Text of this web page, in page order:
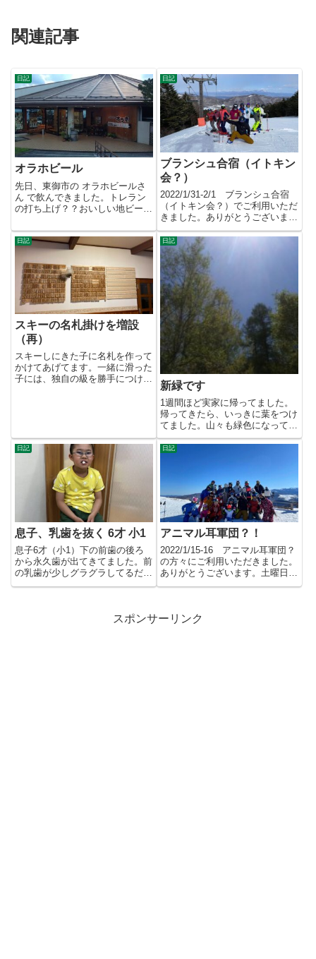
関連記事
日記
オラホビール
先日、東御市の オラホビールさ
ん で飲んできました。トレラン
の打ち上げ？？おいしい地ビール
久...
日記
ブランシュ合宿（イトキン
会？）
2022/1/31-2/1 ブランシュ合宿
（イトキン会？）でご利用いただ
きました。ありがとうございまし
た。2日目にご一緒...
日記
スキーの名札掛けを増設
（再）
スキーしにきた子に名札を作って
かけてあげてます。一緒に滑った
子には、独自の級を勝手につけて
日記
新緑です
1週間ほど実家に帰ってました。
帰ってきたら、いっきに葉をつけ
てました。山々も緑色になってき
てます。帰るときは、まだ葉が
出...
日記
息子、乳歯を抜く 6才 小1
息子6才（小1）下の前歯の後ろ
から永久歯が出てきてました。前
の乳歯が少しグラグラしてるだけ
で、抜ける気配なし。定期健診
日記
アニマル耳軍団？！
2022/1/15-16 アニマル耳軍団？
の方々にご利用いただきました。
ありがとうございます。土曜日
は、ちびっ子姉妹と。...
スポンサーリンク